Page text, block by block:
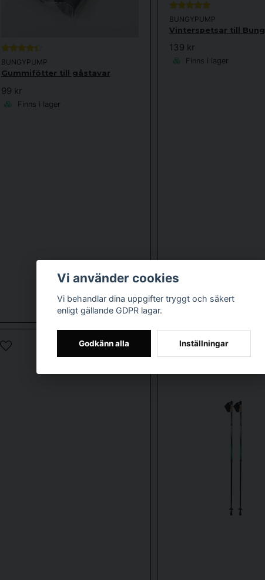
BUNGYPUMP
Gummifötter till gåstavar
99 kr
Finns i lager
BUNGYPUMP
Vinterspetsar till
139 kr
Finns i lager
-20%
Vi använder cookies
Vi behandlar dina uppgifter tryggt och säkert
enligt gällande GDPR lagar.
Godkänn alla Inställningar